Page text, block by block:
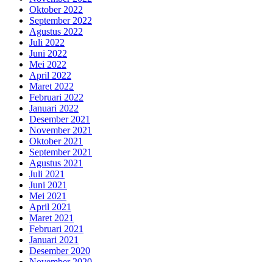
Oktober 2022
September 2022
Agustus 2022
Juli 2022
Juni 2022
Mei 2022
April 2022
Maret 2022
Februari 2022
Januari 2022
Desember 2021
November 2021
Oktober 2021
September 2021
Agustus 2021
Juli 2021
Juni 2021
Mei 2021
April 2021
Maret 2021
Februari 2021
Januari 2021
Desember 2020